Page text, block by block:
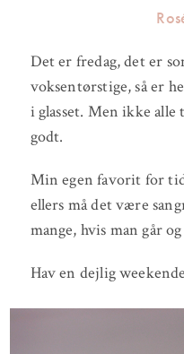
Det er fredag, det er
voksentørstige, så er
i glasset. Men ikke alle
godt.
Min egen favorit for
ellers må det være
mange, hvis man går
Hav en dejlig